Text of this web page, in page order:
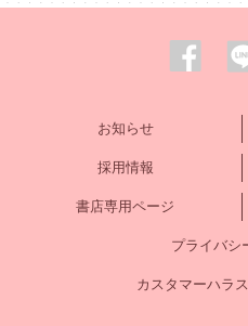
お知らせ
採用情報
書店専用ページ
プライバシ
カスタマーハラ